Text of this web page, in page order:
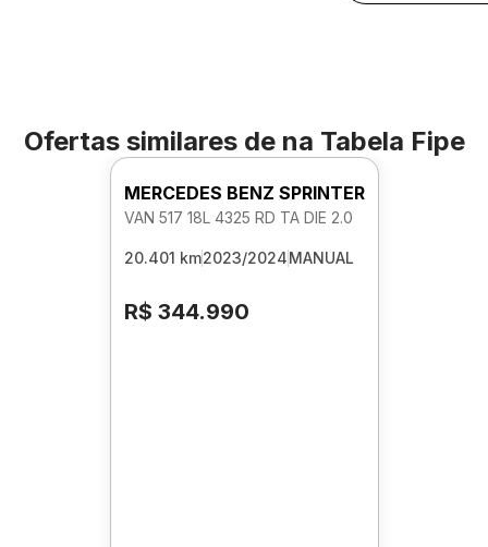
Ofertas similares de na Tabela Fipe
MERCEDES BENZ SPRINTER
VAN 517 18L 4325 RD TA DIE 2.0
20.401 km2023/2024MANUAL
R$ 344.990